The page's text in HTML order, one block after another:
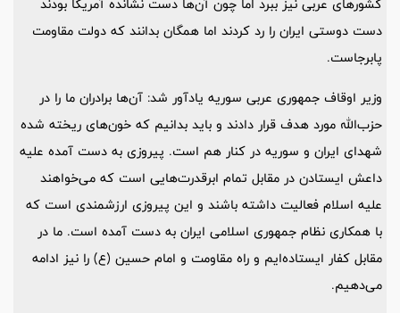
دست دوستی ایران را رد کردند اما همگان بدانند که دولت مقاومت
پابرجاست.
وزیر اوقاف جمهوری عربی سوریه یادآور شد: آن‌ها برادران ما را در
حزب‌الله مورد هدف قرار دادند و باید بدانیم که خون‌های ریخته شده
شهدای ایران و سوریه در کنار هم است. پیروزی به دست آمده علیه
داعش ایستادن در مقابل تمام ابرقدرت‌هایی است که می‌خواهند
علیه اسلام فعالیت داشته باشند و این پیروزی ارزشمندی است که
با همکاری نظام جمهوری اسلامی ایران به دست آمده است. ما در
مقابل کفار ایستاده‌ایم و راه مقاومت و امام حسین (ع) را نیز ادامه
می‌دهیم.